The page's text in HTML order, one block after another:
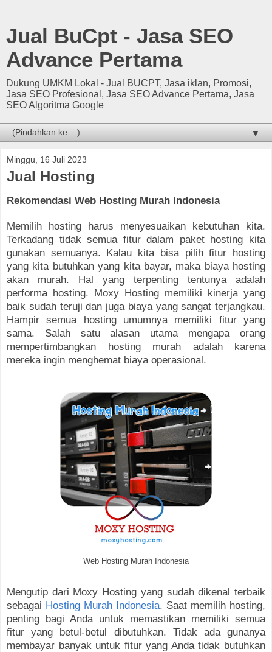
Jual BuCpt - Jasa SEO
Advance Pertama
Dukung UMKM Lokal - Jual BUCPT, Jasa iklan, Promosi,
Jasa SEO Profesional, Jasa SEO Advance Pertama, Jasa
SEO Algoritma Google
▼
Minggu, 16 Juli 2023
Jual Hosting
Rekomendasi Web Hosting Murah Indonesia
Memilih hosting harus menyesuaikan kebutuhan kita.
Terkadang tidak semua fitur dalam paket hosting kita
gunakan semuanya. Kalau kita bisa pilih fitur hosting
yang kita butuhkan yang kita bayar, maka biaya hosting
akan murah. Hal yang terpenting tentunya adalah
performa hosting. Moxy Hosting memiliki kinerja yang
baik sudah teruji dan juga biaya yang sangat terjangkau.
Hampir semua hosting umumnya memiliki fitur yang
sama. Salah satu alasan utama mengapa orang
mempertimbangkan hosting murah adalah karena
mereka ingin menghemat biaya operasional.
Web Hosting Murah Indonesia
Mengutip dari Moxy Hosting yang sudah dikenal terbaik
sebagai Hosting Murah Indonesia. Saat memilih hosting,
penting bagi Anda untuk memastikan memiliki semua
fitur yang betul-betul dibutuhkan. Tidak ada gunanya
membayar banyak untuk fitur yang Anda tidak butuhkan